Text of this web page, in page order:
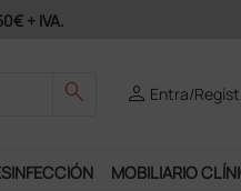
y podrás disfrutar de muchos
search person Entra/
MOBILIARIO